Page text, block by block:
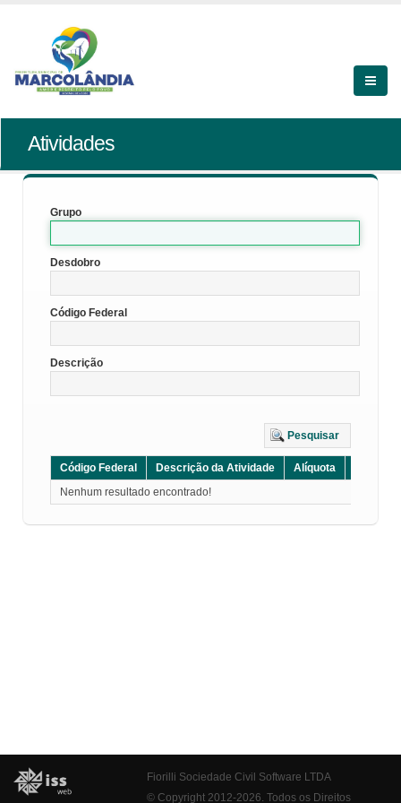
Atividades
Grupo
Desdobro
Código Federal
Descrição
Pesquisar
Código Federal Descrição da Atividade Alíquota
Nenhum resultado encontrado!
Fiorilli Sociedade Civil Software LTDA
© Copyright 2012-2026. Todos os Direitos